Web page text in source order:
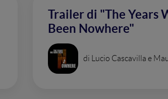
Trailer di "The Years
Been Nowhere"
di Lucio Cascavilla e